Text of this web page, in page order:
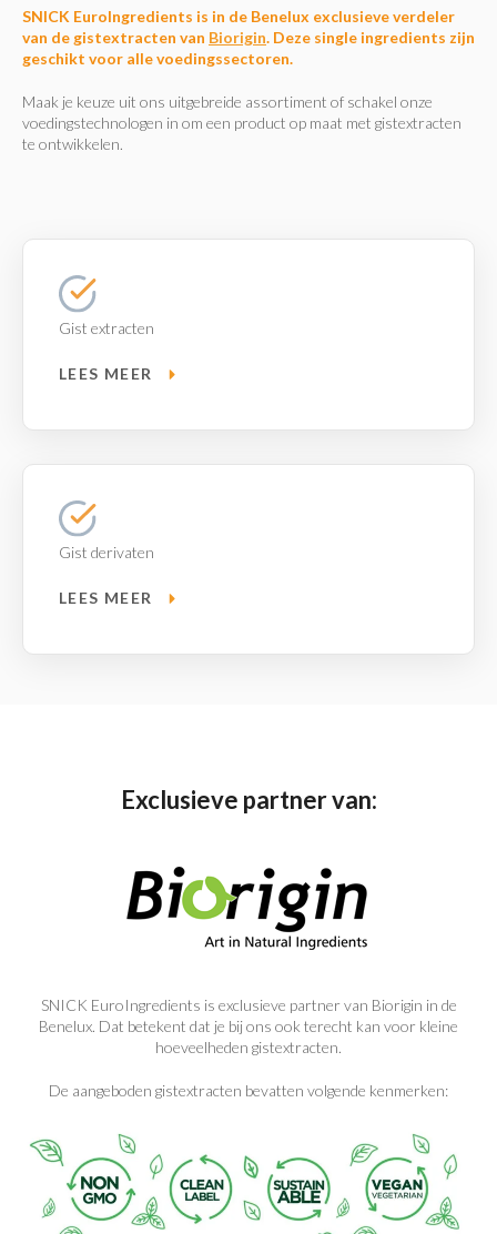
SNICK EuroIngredients is in de Benelux exclusieve verdeler
van de gistextracten van Biorigin. Deze single ingredients zijn
geschikt voor alle voedingssectoren.
Maak je keuze uit ons uitgebreide assortiment of schakel onze
voedingstechnologen in om een product op maat met gistextracten
te ontwikkelen.
Gist extracten
LEES MEER
Gist derivaten
LEES MEER
Exclusieve partner van:
SNICK EuroIngredients is exclusieve partner van Biorigin in de
Benelux. Dat betekent dat je bij ons ook terecht kan voor kleine
hoeveelheden gistextracten.
De aangeboden gistextracten bevatten volgende kenmerken: